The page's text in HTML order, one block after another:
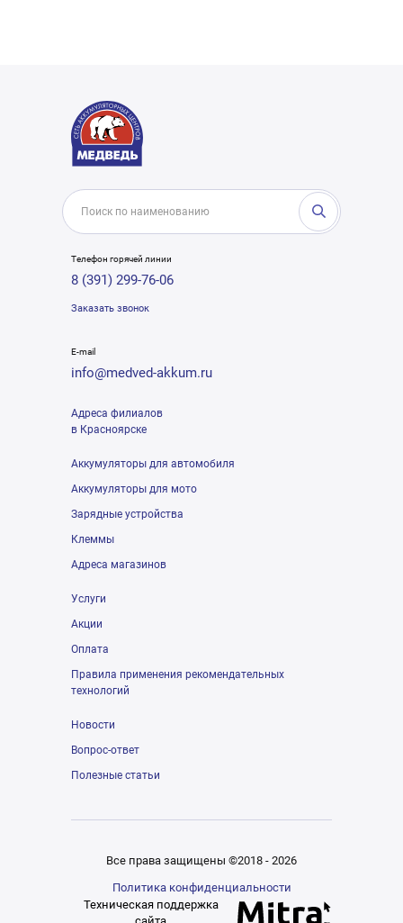
Телефон горячей линии
8 (391) 299-76-06
Заказать звонок
E-mail
info@medved-akkum.ru
Адреса филиалов
в Красноярске
Аккумуляторы для автомобиля
Аккумуляторы для мото
Зарядные устройства
Клеммы
Адреса магазинов
Услуги
Акции
Оплата
Правила применения рекомендательных
технологий
Новости
Вопрос-ответ
Полезные статьи
Все права защищены ©2018 - 2026
Политика конфиденциальности
Техническая поддержка